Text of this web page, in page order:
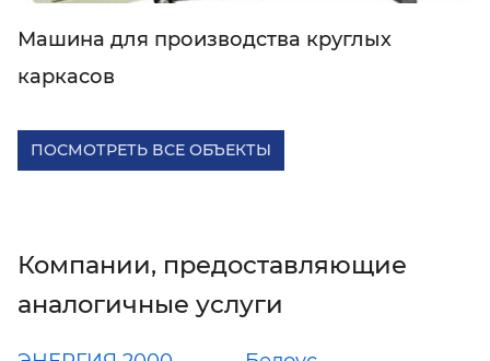
Машина для производства круглых
каркасов
ПОСМОТРЕТЬ ВСЕ ОБЪЕКТЫ
Компании, предоставляющие
аналогичные услуги